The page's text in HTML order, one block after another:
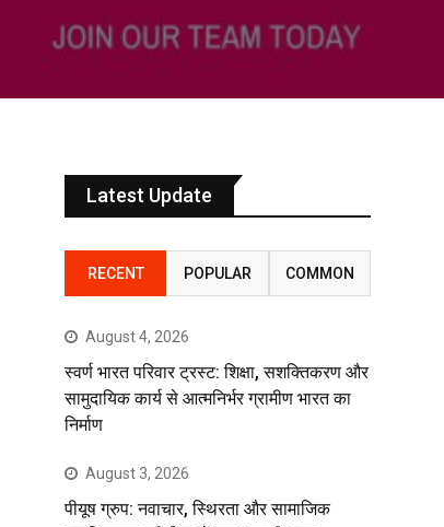
Latest Update
RECENT POPULAR COMMON
August 4, 2026
स्वर्ण भारत परिवार ट्रस्ट: शिक्षा, सशक्तिकरण और
सामुदायिक कार्य से आत्मनिर्भर ग्रामीण भारत का
निर्माण
August 3, 2026
पीयूष ग्रुप: नवाचार, स्थिरता और सामाजिक